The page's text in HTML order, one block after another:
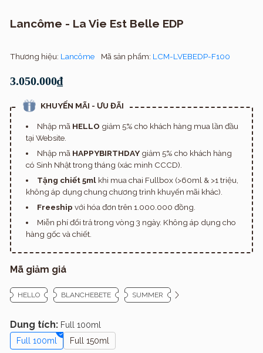
Lancôme - La Vie Est Belle EDP
Thương hiệu: Lancôme Mã sản phẩm: LCM-LVEBEDP-F100
3.050.000₫
KHUYẾN MÃI - ƯU ĐÃI
Nhập mã HELLO giảm 5% cho khách hàng mua lần đầu
tại Website.
Nhập mã HAPPYBIRTHDAYgiảm 5% cho khách hàng
có Sinh Nhật trong tháng (xác minh CCCD).
Tặng chiết 5mlkhi mua chai Fullbox (>60ml & >1 triệu,
không áp dụng chung chương trình khuyến mãi khác).
Freeship với hóa đơn trên 1.000.000 đồng.
Miễn phí đổi trả trong vòng 3 ngày. Không áp dụng cho
hàng gốc và chiết.
Mã giảm giá
HELLO BLANCHEBETE SUMMER
Dung tích: Full 100ml
Full 100ml
Full 150ml